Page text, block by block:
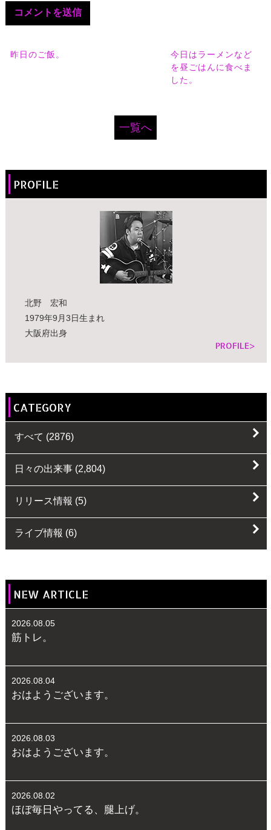
昨日のご飯。
今日はラーメンなど
を昼ごはんに食べま
した。
一覧へ
PROFILE
北野 宏和
1979年9月3日生まれ
大阪府出身
PROFILE>
CATEGORY
すべて (2876)
日々の出来事(2,804)
リリース情報 (5)
ライブ情報 (6)
NEW ARTICLE
2026.08.05
筋トレ。
2026.08.04
おはようございます。
2026.08.03
おはようございます。
2026.08.02
ほぼ毎日やってる、腿上げ。